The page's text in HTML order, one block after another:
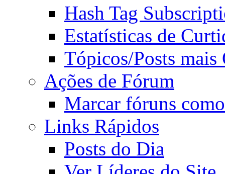
Hash Tag
Estatísticas de
Tópicos/Posts mais
Ações de Fórum
Marcar fóruns
Links Rápidos
Posts do Dia